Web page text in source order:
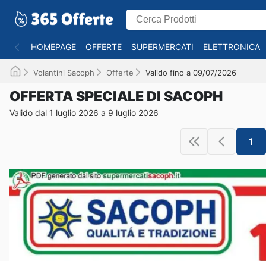
HOMEPAGE OFFERTE SUPERMERCATI ELETTRONICA
Volantini Sacoph Offerte Valido fino a 09/07/2026
OFFERTA SPECIALE DI SACOPH
Valido dal 1 luglio 2026 a 9 luglio 2026
1